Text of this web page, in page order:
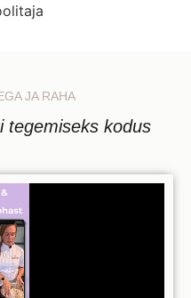
JA RAHA
tegemiseks kodus